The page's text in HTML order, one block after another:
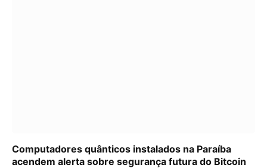
Computadores quânticos instalados na Paraíba
acendem alerta sobre segurança futura do Bitcoin